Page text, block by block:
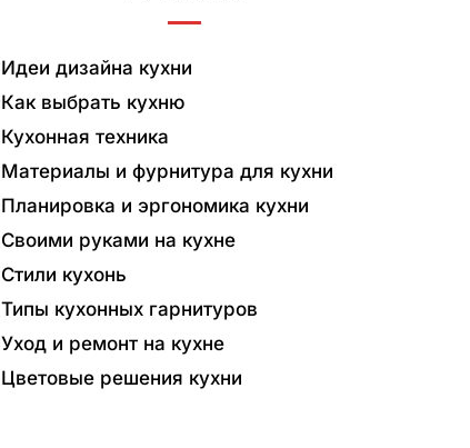
Идеи дизайна кухни
Как выбрать кухню
Кухонная техника
Материалы и фурнитура для кухни
Планировка и эргономика кухни
Своими руками на кухне
Стили кухонь
Типы кухонных гарнитуров
Уход и ремонт на кухне
Цветовые решения кухни